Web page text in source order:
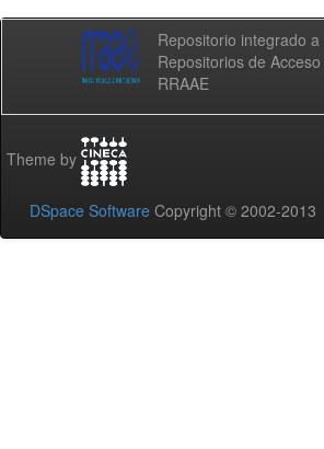
Repositorio integrado
Repositorios de
RRAAE
Theme by
DSpace Software Copyright © 2002-2013